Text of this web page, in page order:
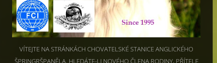
VÍTEJTE NA STRÁNKÁCH CHOVATELSKÉ STANICE ANGLICKÉHO
ŠPRINGRŠPANĚLA. HLEDÁTE-LI NOVÉHO ČLENA RODINY, PŘÍTELE